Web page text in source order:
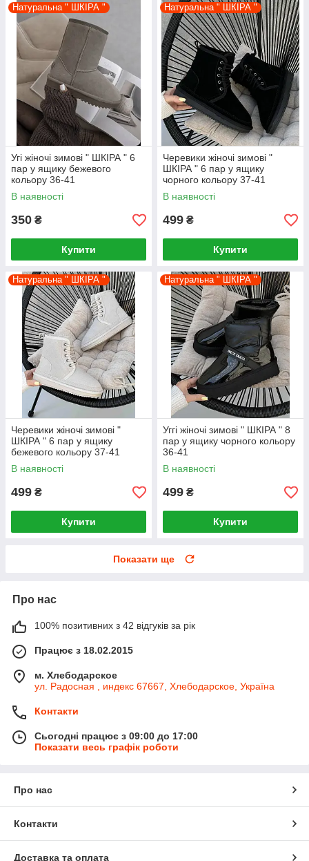
Натуральна " ШКІРА "
Угі жіночі зимові " ШКІРА " 6
пар у ящику бежевого
кольору 36-41
В наявності
350 ₴
Купити
Натуральна " ШКІРА "
Черевики жіночі зимові "
ШКІРА " 6 пар у ящику
чорного кольору 37-41
В наявності
499 ₴
Купити
Натуральна " ШКІРА "
Черевики жіночі зимові "
ШКІРА " 6 пар у ящику
бежевого кольору 37-41
В наявності
499 ₴
Купити
Натуральна " ШКІРА "
Уггі жіночі зимові " ШКІРА " 8
пар у ящику чорного кольору
36-41
В наявності
499 ₴
Купити
Показати ще
Про нас
100% позитивних з 42 відгуків за рік
Працює з 18.02.2015
м. Хлебодарское
ул. Радосная , индекс 67667, Хлебодарское, Україна
Контакти
Сьогодні працює з 09:00 до 17:00
Показати весь графік роботи
Про нас
Контакти
Доставка та оплата